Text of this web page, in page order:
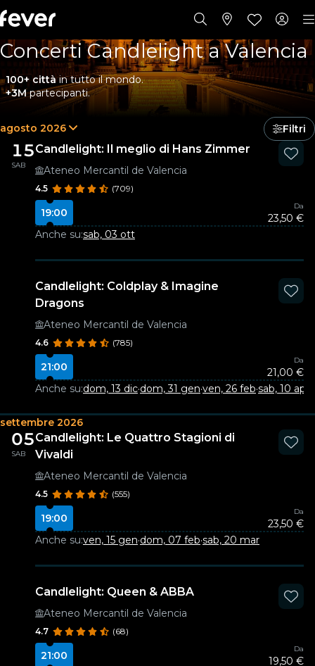
Concerti Candlelight a Valencia
100+ cittàin tutto il mondo.
+3Mpartecipanti.
agosto 2026 Filtri
15
SAB
Candlelight: Il meglio di Hans Zimmer
Ateneo Mercantil de Valencia
4.5 (709)
19:00
Da
23,50 €
Anche su:sab, 03 ott
Candlelight: Coldplay & Imagine
Dragons
Ateneo Mercantil de Valencia
4.6 (785)
21:00
Da
21,00 €
Anche su:dom, 13 dic·dom, 31 gen·ven, 26 feb·sab, 10 apr
settembre 2026
05
SAB
Candlelight: Le Quattro Stagioni di
Vivaldi
Ateneo Mercantil de Valencia
4.5 (555)
19:00
Da
23,50 €
Anche su:ven, 15 gen·dom, 07 feb·sab, 20 mar
Candlelight: Queen & ABBA
Ateneo Mercantil de Valencia
4.7 (68)
21:00
Da
19,50 €